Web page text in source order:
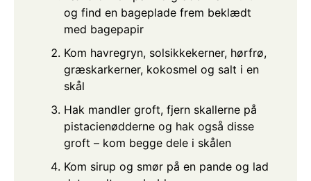
og find en bageplade frem beklædt
med bagepapir
Kom havregryn, solsikkekerner, hørfrø,
græskarkerner, kokosmel og salt i en
skål
Hak mandler groft, fjern skallerne på
pistacienødderne og hak også disse
groft – kom begge dele i skålen
Kom sirup og smør på en pande og lad